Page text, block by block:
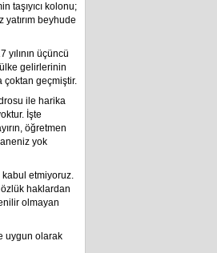
taşıyıcı kolonu;
yatırım beyhude
üçüncü
gelirlerinin
çoktan geçmiştir.
ile harika
İşte
öğretmen
yok
kabul etmiyoruz.
haklardan
olmayan
uygun olarak